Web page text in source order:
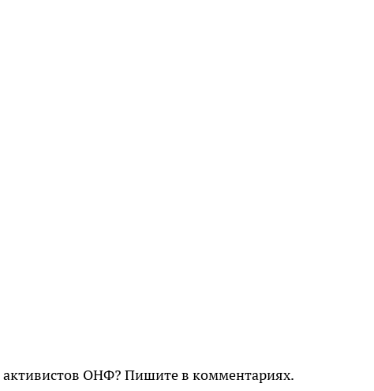
ОНФ? Пишите в комментариях.